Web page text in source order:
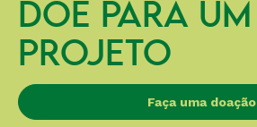
DOE PARA UM
PROJETO
Faça uma doação